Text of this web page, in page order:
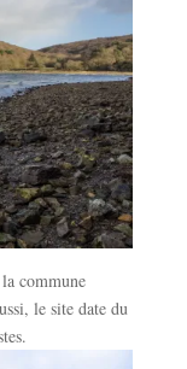
commune
le site date du